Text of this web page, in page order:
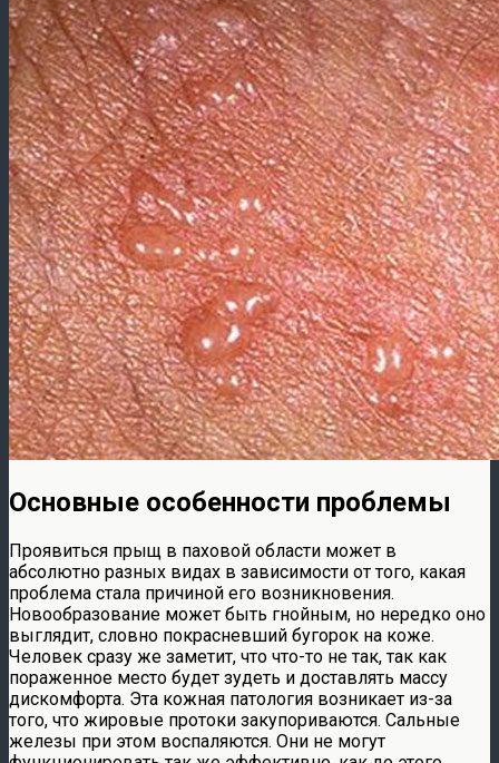
Основные особенности проблемы
Проявиться прыщ в паховой области может в
абсолютно разных видах в зависимости от того, какая
проблема стала причиной его возникновения.
Новообразование может быть гнойным, но нередко оно
выглядит, словно покрасневший бугорок на коже.
Человек сразу же заметит, что что-то не так, так как
пораженное место будет зудеть и доставлять массу
дискомфорта. Эта кожная патология возникает из-за
того, что жировые протоки закупориваются. Сальные
железы при этом воспаляются. Они не могут